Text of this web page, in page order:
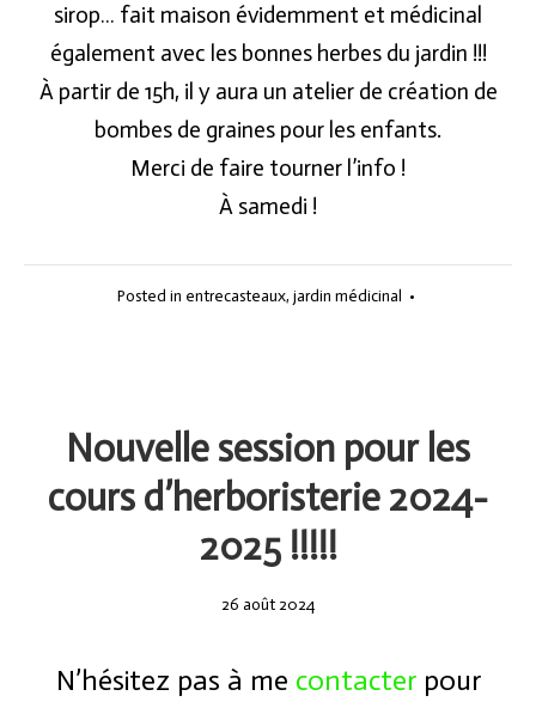
sirop… fait maison évidemment et médicinal
également avec les bonnes herbes du jardin !!!
À partir de 15h, il y aura un atelier de création de
bombes de graines pour les enfants.
Merci de faire tourner l’info !
À samedi !
Posted in entrecasteaux, jardin médicinal •
Nouvelle session pour les
cours d’herboristerie 2024-
2025 !!!!!
26 août 2024
N’hésitez pas à me contacterpour